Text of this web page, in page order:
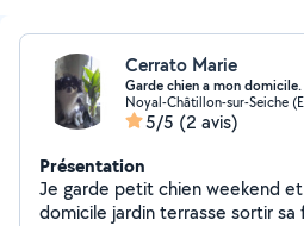
Cerrato Marie
Garde chien a mon domicile.
Noyal-Châtillon-sur-Seiche
5/5 (2 avis)
Présentation
Je garde petit chien weekend et
domicile jardin terrasse sortir sa